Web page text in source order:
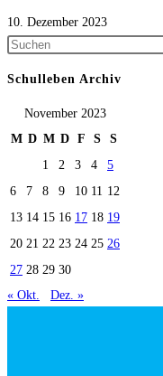
10. Dezember 2023
Schulleben Archiv
November 2023
M D M D F S
S
1
2 3 4
5
6
7 8 9 10 11 12
13 14 15 16 17 18 19
20 21 22 23 24 25 26
27 28 29 30
« Okt.
Dez. »